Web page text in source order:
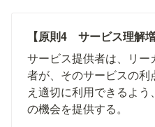
【原則4　サービス理解
サービス提供者は、リ
者が、そのサービスの利
え適切に利用できるよ
の機会を提供する。